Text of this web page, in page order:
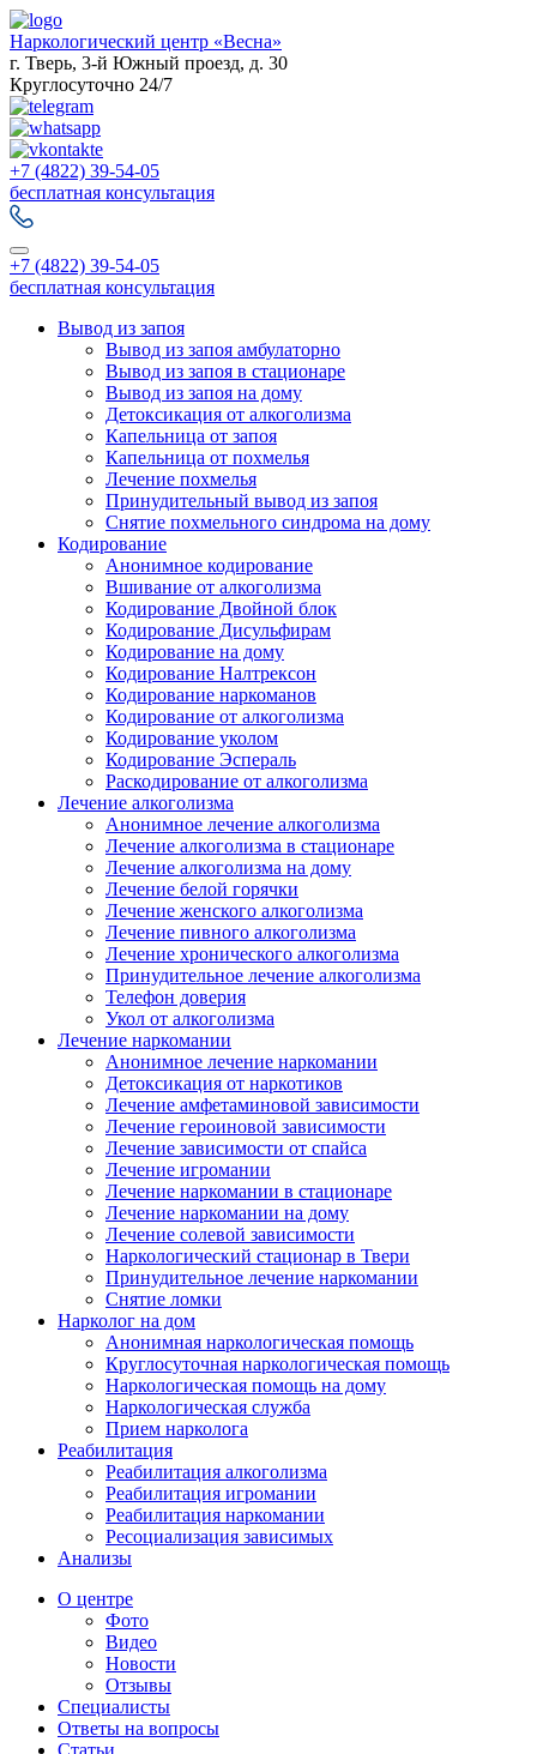
Наркологический центр «Весна»
г. Тверь, 3-й Южный проезд, д. 30
Круглосуточно 24/7
+7 (4822) 39-54-05
бесплатная консультация
+7 (4822) 39-54-05
бесплатная консультация
Вывод из запоя
Вывод из запоя амбулаторно
Вывод из запоя в стационаре
Вывод из запоя на дому
Детоксикация от алкоголизма
Капельница от запоя
Капельница от похмелья
Лечение похмелья
Принудительный вывод из запоя
Снятие похмельного синдрома на дому
Кодирование
Анонимное кодирование
Вшивание от алкоголизма
Кодирование Двойной блок
Кодирование Дисульфирам
Кодирование на дому
Кодирование Налтрексон
Кодирование наркоманов
Кодирование от алкоголизма
Кодирование уколом
Кодирование Эспераль
Раскодирование от алкоголизма
Лечение алкоголизма
Анонимное лечение алкоголизма
Лечение алкоголизма в стационаре
Лечение алкоголизма на дому
Лечение белой горячки
Лечение женского алкоголизма
Лечение пивного алкоголизма
Лечение хронического алкоголизма
Принудительное лечение алкоголизма
Телефон доверия
Укол от алкоголизма
Лечение наркомании
Анонимное лечение наркомании
Детоксикация от наркотиков
Лечение амфетаминовой зависимости
Лечение героиновой зависимости
Лечение зависимости от спайса
Лечение игромании
Лечение наркомании в стационаре
Лечение наркомании на дому
Лечение солевой зависимости
Наркологический стационар в Твери
Принудительное лечение наркомании
Снятие ломки
Нарколог на дом
Анонимная наркологическая помощь
Круглосуточная наркологическая помощь
Наркологическая помощь на дому
Наркологическая служба
Прием нарколога
Реабилитация
Реабилитация алкоголизма
Реабилитация игромании
Реабилитация наркомании
Ресоциализация зависимых
Анализы
О центре
Фото
Видео
Новости
Отзывы
Специалисты
Ответы на вопросы
Статьи